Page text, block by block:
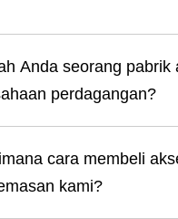
Anda seorang pabrik
perdagangan?
cara membeli
kami?